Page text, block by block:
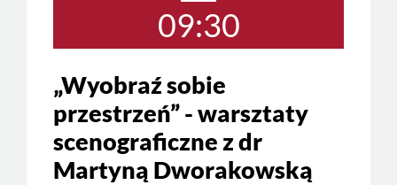
09:30
„Wyobraź sobie
przestrzeń” - warsztaty
scenograficzne z dr
Martyną Dworakowską